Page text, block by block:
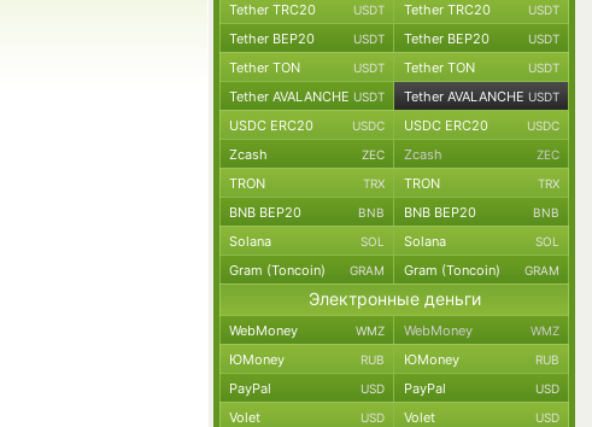
Tether TRC20 USDT Tether TRC20 USDT
Tether BEP20 USDT Tether BEP20 USDT
Tether TON USDT Tether TON USDT
Tether AVALANCHE USDT Tether AVALANCHE USDT
USDC ERC20 USDC USDC ERC20 USDC
Zcash ZEC Zcash ZEC
TRON TRX TRON TRX
BNB BEP20 BNB BNB BEP20 BNB
Solana SOL Solana SOL
Gram (Toncoin) GRAM Gram (Toncoin) GRAM
Электронные деньги
WebMoney WMZ WebMoney WMZ
ЮMoney RUB ЮMoney RUB
PayPal USD PayPal USD
Volet USD Volet USD